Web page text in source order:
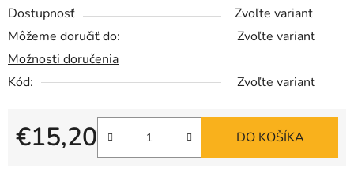
Dostupnosť
Zvoľte variant
Môžeme doručiť do:
Zvoľte variant
Možnosti doručenia
Kód:
Zvoľte variant
€15,20
Jednotková cena:
DO KOŠÍKA